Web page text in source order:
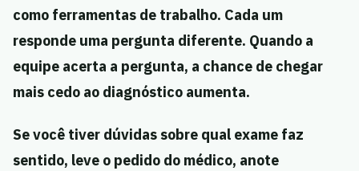
como ferramentas de trabalho. Cada um
responde uma pergunta diferente. Quando a
equipe acerta a pergunta, a chance de chegar
mais cedo ao diagnóstico aumenta.
Se você tiver dúvidas sobre qual exame faz
sentido, leve o pedido do médico, anote